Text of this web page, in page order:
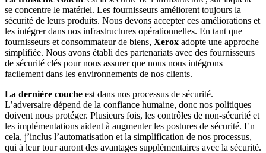
se concentre le matériel. Les fournisseurs améliorent toujours la
sécurité de leurs produits. Nous devons accepter ces améliorations et
les intégrer dans nos infrastructures opérationnelles. En tant que
fournisseurs et consommateur de biens, Xerox adopte une approche
simplifiée. Nous avons établi des partenariats avec des fournisseurs
de sécurité clés pour nous assurer que nous nous intégrons
facilement dans les environnements de nos clients.
La dernière couche est dans nos processus de sécurité.
L’adversaire dépend de la confiance humaine, donc nos politiques
doivent nous protéger. Plusieurs fois, les contrôles de non-sécurité et
les implémentations aident à augmenter les postures de sécurité. En
cela, j’inclus l’automatisation et la simplification de nos processus,
qui à leur tour auront des avantages supplémentaires avec la sécurité.